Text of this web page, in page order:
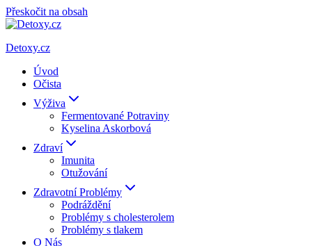
Přeskočit na obsah
Detoxy.cz
Úvod
Očista
Výživa
Fermentované Potraviny
Kyselina Askorbová
Zdraví
Imunita
Otužování
Zdravotní Problémy
Podráždění
Problémy s cholesterolem
Problémy s tlakem
O Nás